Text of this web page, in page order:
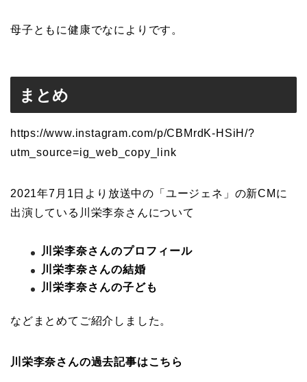
母子ともに健康でなによりです。
まとめ
https://www.instagram.com/p/CBMrdK-HSiH/?
utm_source=ig_web_copy_link
2021年7月1日より放送中の「ユージェネ」の新CMに
出演している川栄李奈さんについて
川栄李奈さんのプロフィール
川栄李奈さんの結婚
川栄李奈さんの子ども
などまとめてご紹介しました。
川栄李奈さんの過去記事はこちら